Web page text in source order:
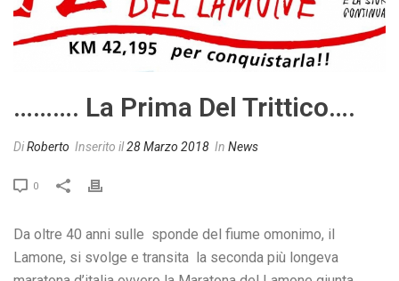
………. La Prima Del Trittico….
DiRoberto Inserito il28 Marzo 2018 In News
0
Da oltre 40 anni sulle sponde del fiume omonimo, il
Lamone, si svolge e transita la seconda più longeva